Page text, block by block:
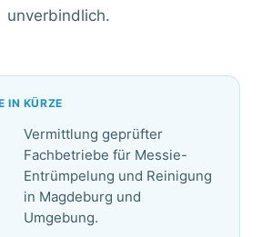
unverbindlich.
IN KÜRZE
Vermittlung geprüfter
Fachbetriebe für Messie-
Entrümpelung und Reinigung
in Magdeburg und
Umgebung.